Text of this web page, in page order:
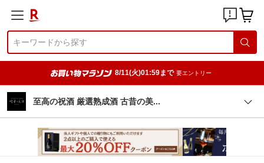
8/11(火)01:59まで 要エントリー
至高の祝酒 厳選熟成酒 古昔の美